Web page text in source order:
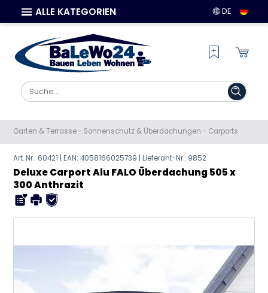
ALLE KATEGORIEN DE
Garten & Terrasse- Sonnenschutz & Überdachungen - Carports
Art. Nr.: 60421 | EAN:4058166025739 | Lieferant-Nr.: 9852
Deluxe Carport Alu FALO Überdachung 505 x
300 Anthrazit